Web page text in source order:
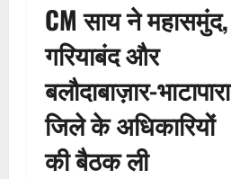
CM साय ने महासमुंद,
गरियाबंद और
बलौदाबाज़ार-भाटापारा
जिले के अधिकारियों
की बैठक ली